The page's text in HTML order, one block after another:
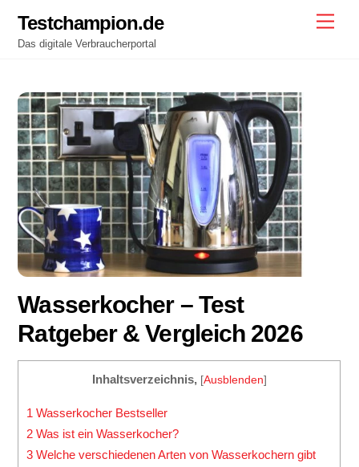
content
Testchampion.de
Das digitale Verbraucherportal
Wasserkocher – Test
Ratgeber & Vergleich 2026
Inhaltsverzeichnis, [Ausblenden]
1 Wasserkocher Bestseller
2 Was ist ein Wasserkocher?
3 Welche verschiedenen Arten von Wasserkochern gibt